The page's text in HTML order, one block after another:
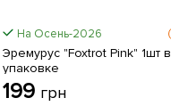
На Осень-2026
Эремурус "Foxtrot Pink" 1шт в
упаковке
199 грн